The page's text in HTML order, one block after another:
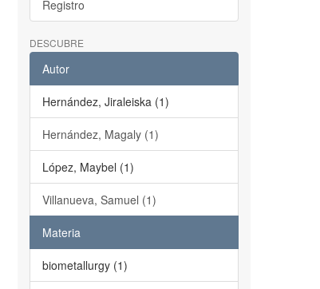
Registro
DESCUBRE
Autor
Hernández, Jiraleiska (1)
Hernández, Magaly (1)
López, Maybel (1)
Villanueva, Samuel (1)
Materia
biometallurgy (1)